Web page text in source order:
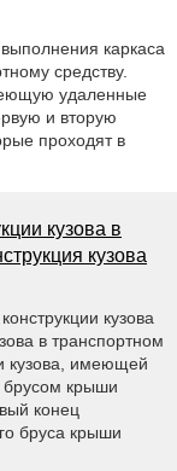
каркаса
средству.
удаленные
и вторую
проходят в
кузова в
кузова
кузова
в транспортном
кузова, имеющей
крыши
конец
бруса крыши